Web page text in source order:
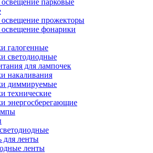
парковые
прожекторы
фонарики
галогенные
светодиодные
для лампочек
накаливания
диммируемые
технические
энергосберегающие
для ленты
ленты